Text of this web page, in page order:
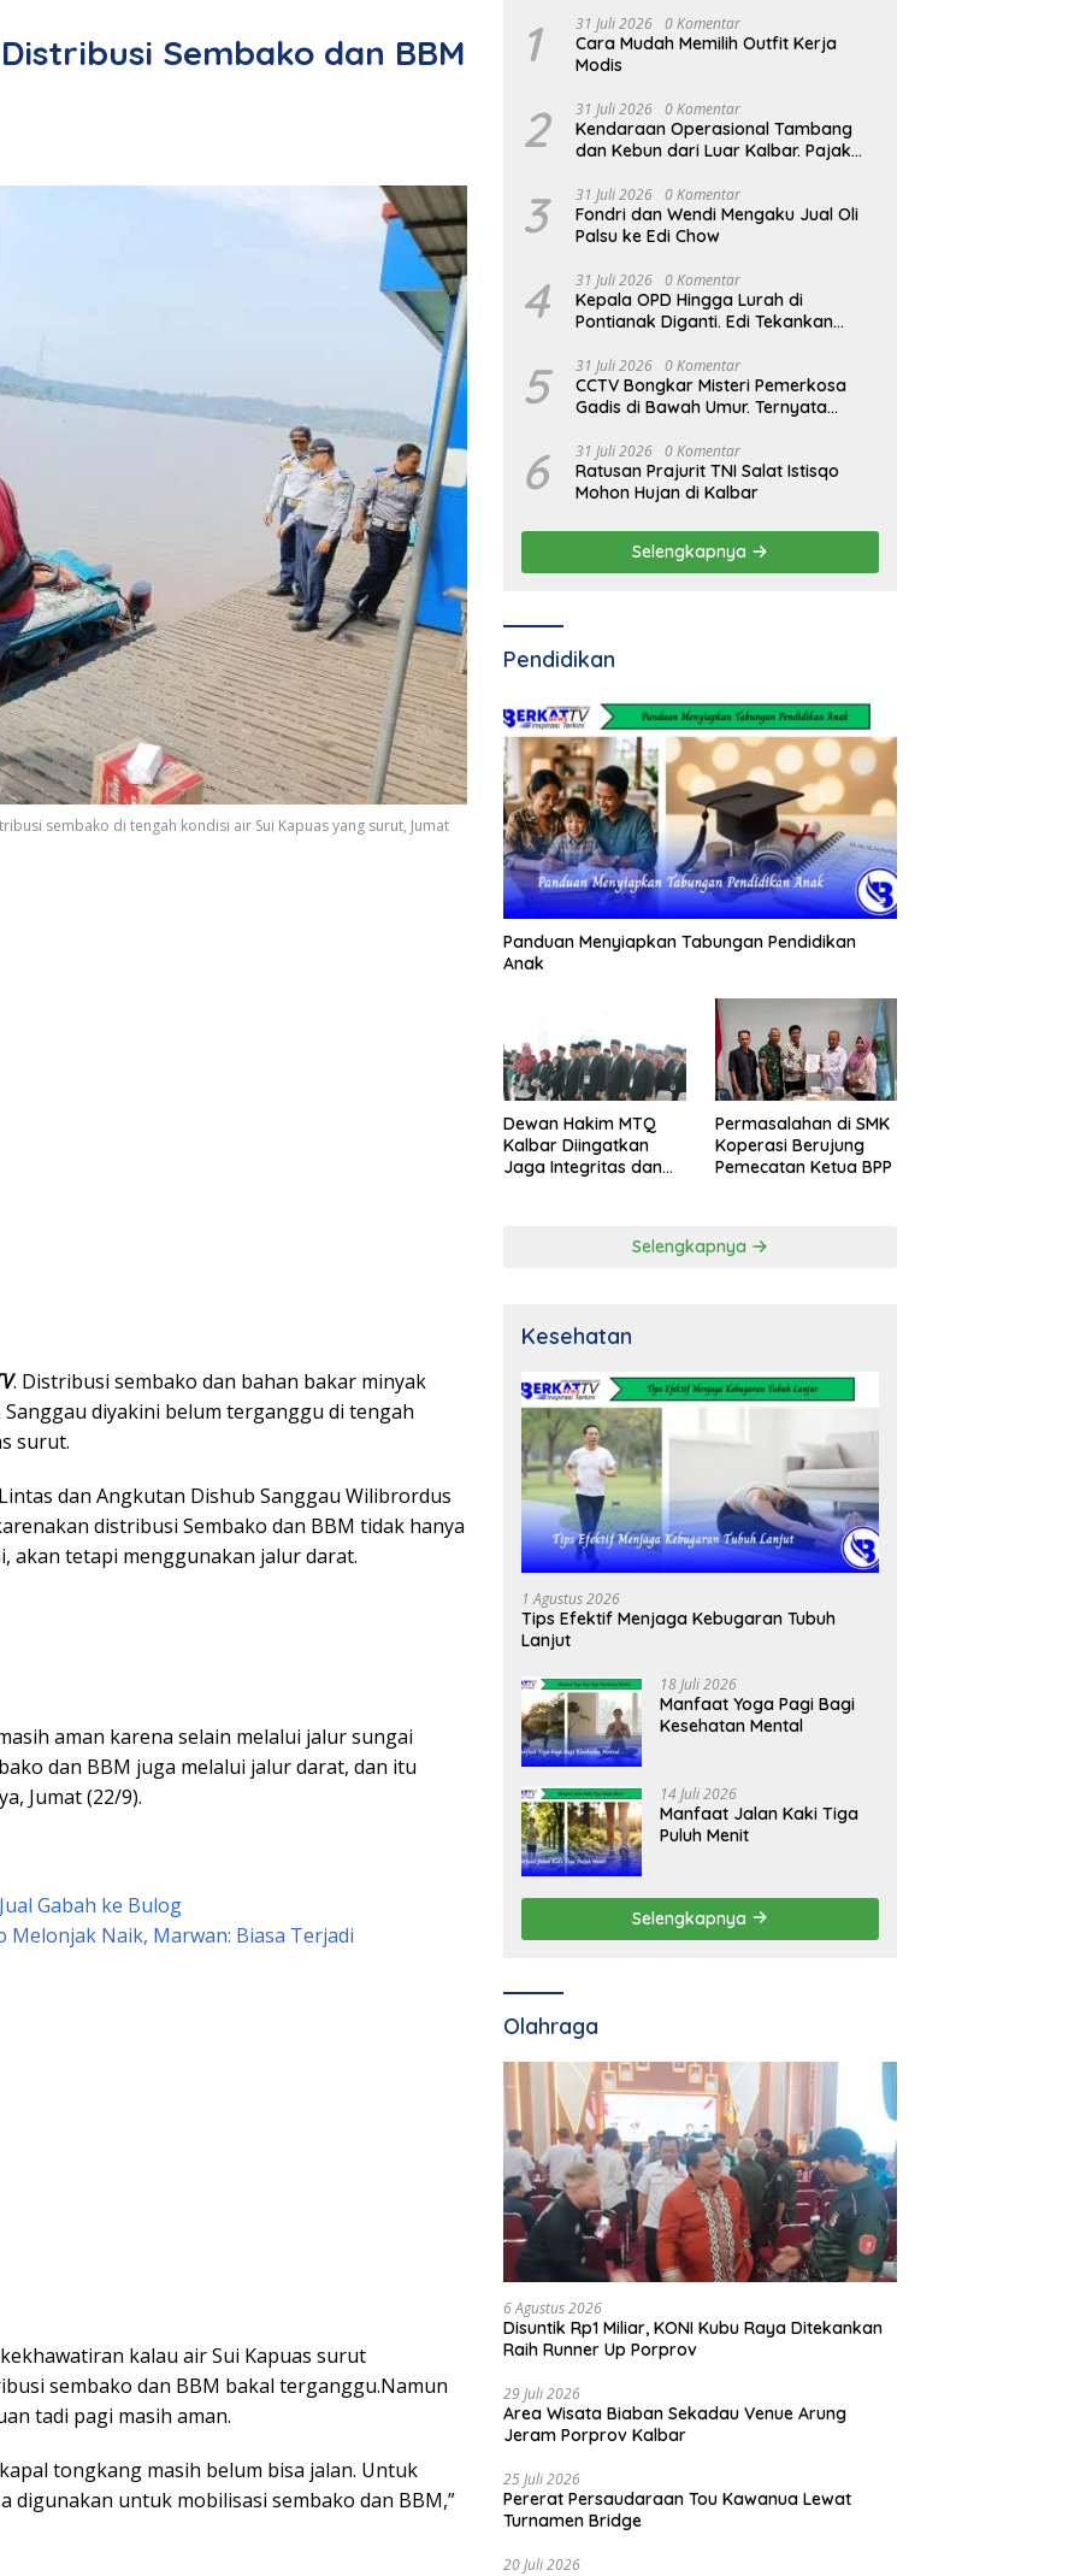
Sembako dan BBM
sembako di tengah kondisi air Sui Kapuas yang surut, Jumat
. Distribusi sembako dan bahan bakar minyak
diyakini belum terganggu di tengah
surut.
dan Angkutan Dishub Sanggau Wilibrordus
distribusi Sembako dan BBM tidak hanya
akan tetapi menggunakan jalur darat.
aman karena selain melalui jalur sungai
dan BBM juga melalui jalur darat, dan itu
Jumat (22/9).
Gabah ke Bulog
Melonjak Naik, Marwan: Biasa Terjadi
kalau air Sui Kapuas surut
sembako dan BBM bakal terganggu.Namun
tadi pagi masih aman.
tongkang masih belum bisa jalan. Untuk
digunakan untuk mobilisasi sembako dan BBM,”
1 31 Juli 2026 0 Komentar
Cara Mudah Memilih Outfit Kerja
Modis
2 31 Juli 2026 0 Komentar
Kendaraan Operasional Tambang
dan Kebun dari Luar Kalbar. Pajak
3 31 Juli 2026 0 Komentar
Fondri dan Wendi Mengaku Jual Oli
Palsu ke Edi Chow
4 31 Juli 2026 0 Komentar
Kepala OPD Hingga Lurah di
Pontianak Diganti. Edi Tekankan
5 31 Juli 2026 0 Komentar
CCTV Bongkar Misteri Pemerkosa
Gadis di Bawah Umur. Ternyata
6 31 Juli 2026 0 Komentar
Ratusan Prajurit TNI Salat Istisqo
Mohon Hujan di Kalbar
Selengkapnya
Pendidikan
Panduan Menyiapkan Tabungan Pendidikan
Anak
Dewan Hakim MTQ
Kalbar Diingatkan
Jaga Integritas dan
Permasalahan di SMK
Koperasi Berujung
Pemecatan Ketua BPP
Selengkapnya
Kesehatan
1 Agustus 2026
Tips Efektif Menjaga Kebugaran Tubuh
Lanjut
18 Juli 2026
Manfaat Yoga Pagi Bagi
Kesehatan Mental
14 Juli 2026
Manfaat Jalan Kaki Tiga
Puluh Menit
Selengkapnya
Olahraga
6 Agustus 2026
Disuntik Rp1 Miliar, KONI Kubu Raya Ditekankan
Raih Runner Up Porprov
29 Juli 2026
Area Wisata Biaban Sekadau Venue Arung
Jeram Porprov Kalbar
25 Juli 2026
Pererat Persaudaraan Tou Kawanua Lewat
Turnamen Bridge
20 Juli 2026